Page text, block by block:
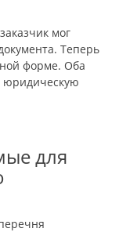
мог
Теперь
форме. Оба
юридическую
для